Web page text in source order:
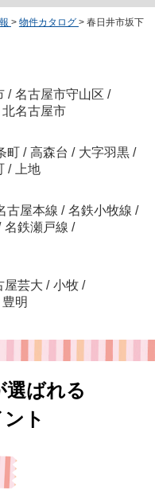
> 物件カタログ > 春日井市坂下
/ 名古屋市守山区 /
北名古屋市
町 / 高森台 / 大字羽黒 /
/
上地
古屋本線 / 名鉄小牧線 /
名鉄瀬戸線 /
屋芸大 / 小牧 /
豊明
選ばれる
ト